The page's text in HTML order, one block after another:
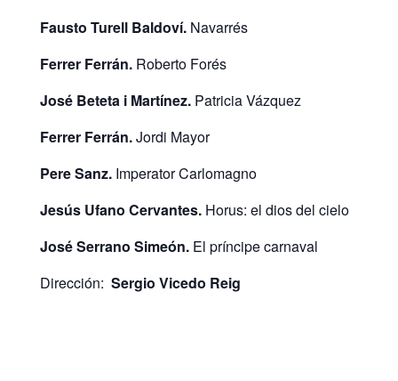
Fausto Turell Baldoví. Navarrés
Ferrer Ferrán. Roberto Forés
José Beteta i Martínez. Patricia Vázquez
Ferrer Ferrán.Jordi Mayor
Pere Sanz. Imperator Carlomagno
Jesús Ufano Cervantes. Horus: el dios del cielo
José Serrano Simeón. El príncipe carnaval
Dirección: Sergio Vicedo Reig